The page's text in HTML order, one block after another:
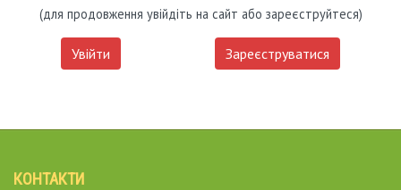
(для продовження увійдіть на сайт або зареєструйтеся)
Увійти Зареєструватися
КОНТАКТИ